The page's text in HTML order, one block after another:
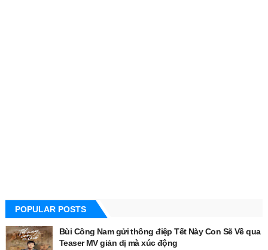
POPULAR POSTS
Bùi Công Nam gửi thông điệp Tết Này Con Sẽ Về qua
Teaser MV giản dị mà xúc động